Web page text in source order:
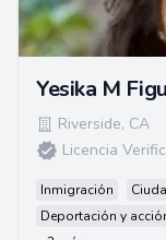
Yesika M
Riverside, CA
Licencia
Inmigración
Deportación y